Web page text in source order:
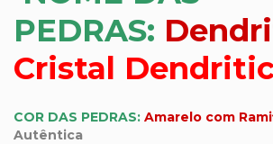
PEDRAS:
Cristal
COR DAS PEDRAS: Amarelo com
Autêntica